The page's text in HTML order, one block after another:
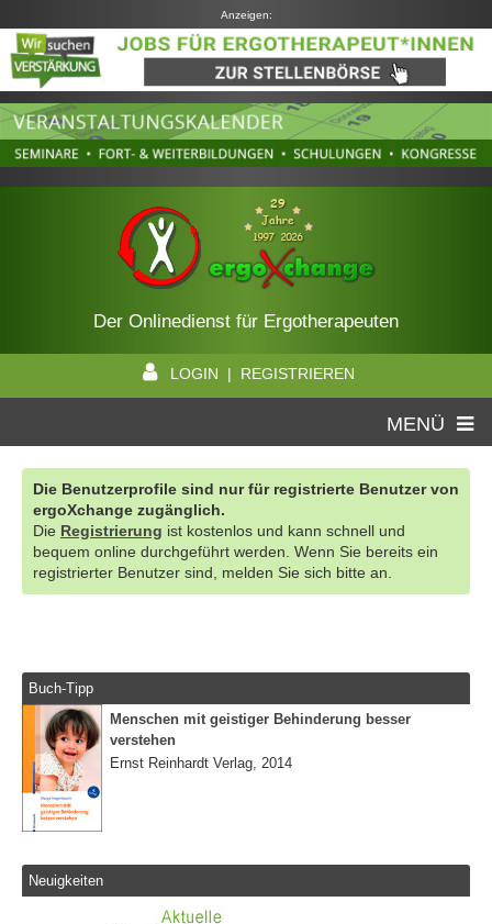
Anzeigen:
Der Onlinedienst für Ergotherapeuten
LOGIN | REGISTRIEREN
MENÜ
Die Benutzerprofile sind nur für registrierte Benutzer von
ergoXchange zugänglich.
Die Registrierung ist kostenlos und kann schnell und
bequem online durchgeführt werden. Wenn Sie bereits ein
registrierter Benutzer sind, melden Sie sich bitte an.
Buch-Tipp
Menschen mit geistiger Behinderung besser
verstehen
Ernst Reinhardt Verlag, 2014
Neuigkeiten